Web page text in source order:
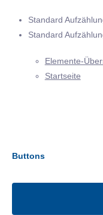
Standard
Standard
Elemente-
Startseite
Buttons